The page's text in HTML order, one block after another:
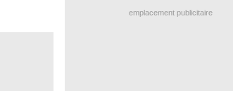
: Sergi Roberto a signé (officiel)
emplacement publicitaire